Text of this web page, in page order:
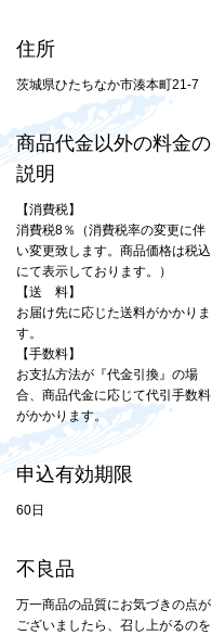
住所
茨城県ひたちなか市湊本町21-7
商品代金以外の料金の
説明
【消費税】
消費税8％（消費税率の変更に伴
い変更致します。商品価格は税込
にて表示しております。）
【送 料】
お届け先に応じた送料がかかりま
す。
【手数料】
お支払方法が『代金引換』の場
合、商品代金に応じて代引手数料
がかかります。
申込有効期限
60日
不良品
万一商品の品質にお気づきの点が
ございましたら、召し上がるのを